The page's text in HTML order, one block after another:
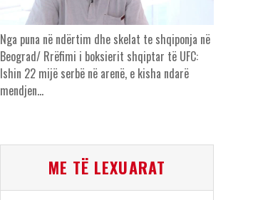
Nga puna në ndërtim dhe skelat te shqiponja në
Beograd/ Rrëfimi i boksierit shqiptar të UFC:
Ishin 22 mijë serbë në arenë, e kisha ndarë
mendjen…
ME TË LEXUARAT